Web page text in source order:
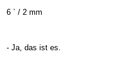
6 ` / 2 mm
- Ja, das ist es.